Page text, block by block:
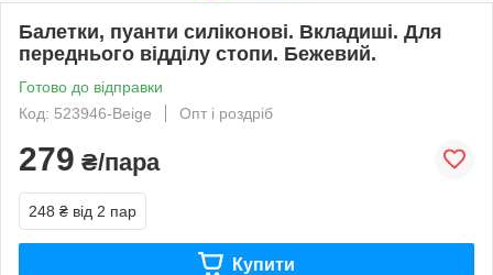
Балетки, пуанти силіконові. Вкладиші. Для
переднього відділу стопи. Бежевий.
Готово до відправки
Код: 523946-Beige
Опт і роздріб
279 ₴/пара
248 ₴ від 2 пар
Купити